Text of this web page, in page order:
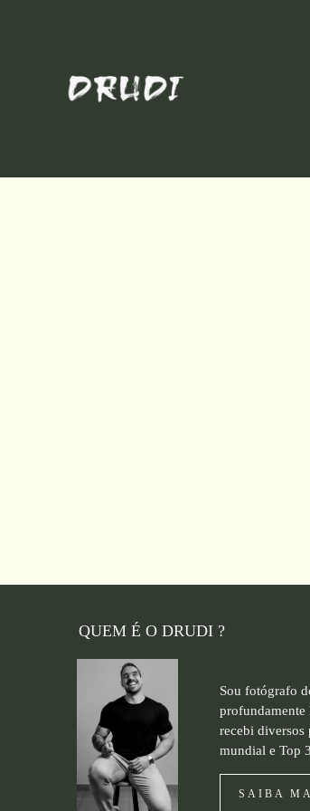
QUEM É O DRUDI ?
Sou fotógrafo
profundamente
recebi diversos
mundial e Top
SAIBA